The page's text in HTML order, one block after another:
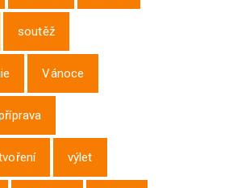
soutěž
Vánoce
výlet